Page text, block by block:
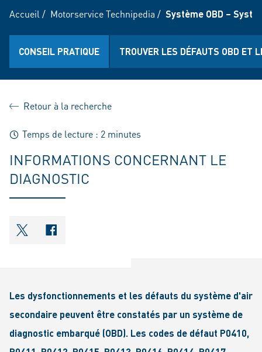
Accueil / Motorservice Technipedia / Système OBD –
CONSEIL PRATIQUE TROUVER LES DÉFAUTS OBD ET
Retour à la recherche
Temps de lecture : 2 minutes
INFORMATIONS CONCERNANT LE
DIAGNOSTIC
shareOntwitter
shareOnfacebook
Les dysfonctionnements et les défauts du système d'air
secondaire peuvent être constatés par un système de
diagnostic embarqué (OBD). Les codes de défaut P0410,